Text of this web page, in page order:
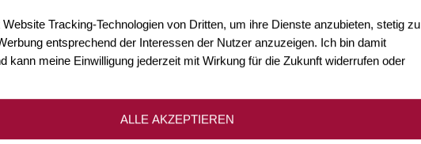
Tracking-Technologien von Dritten, um ihre Dienste anzubieten, stetig zu
entsprechend der Interessen der Nutzer anzuzeigen. Ich bin damit
kann meine Einwilligung jederzeit mit Wirkung für die Zukunft widerrufen oder
ALLE AKZEPTIEREN
Wein